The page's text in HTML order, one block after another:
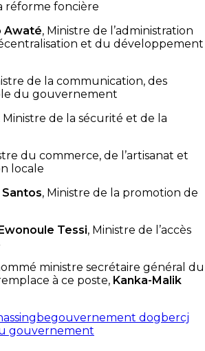
réforme foncière
Awaté, Ministre de l’administration
et du développement
de la communication, des
du gouvernement
Ministre de la sécurité et de la
du commerce, de l’artisanat et
locale
, Ministre de la promotion de
Tessi, Ministre de l’accès
ministre secrétaire général du
à ce poste, Kanka-Malik
gouvernement dogbercj
gouvernement